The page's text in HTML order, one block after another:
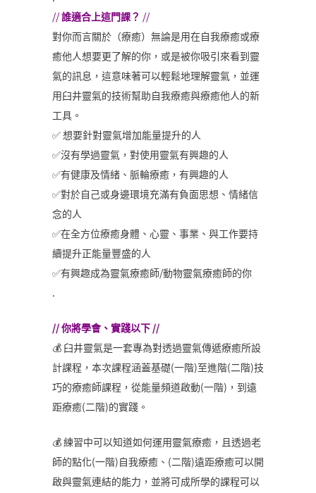
//誰適合上這門課？ //
對你而言關於（療癒）無論是用在自我療癒或療
癒他人想要更了解的你，或是被你吸引來看到靈
氣的訊息，這意味著可以輕鬆地理解靈氣，並運
用臼井靈氣的技術幫助自我療癒與療癒他人的新
工具。
✅ 想要針對靈氣增加能量提升的人
✅沒有學過靈氣，對使用靈氣有興趣的人
✅有健康及情緒、脈輪療癒，有興趣的人
✅對於自己或身邊環境充滿有負面思想、情緒信
念的人
✅在全方位療癒身體、心靈、事業、與工作要持
續提升正能量豐盛的人
✅有興趣成為靈氣療癒師/動物靈氣療癒師的你
.
// 你將學會、實踐以下 //
💰 臼井靈氣是一套專為對透過靈氣傳遞療癒所設
計課程，本次課程涵蓋基礎(一階)至進階(二階)技
巧的療癒師課程，從能量頻道啟動(一階)，到遠
距療癒(二階)的實踐。
💰 練習中可以知道如何運用靈氣療癒，且透過老
師的點化(一階)自我療癒、(二階)遠距療癒可以開
啟與靈氣連結的能力，並將可成所學的課程可以